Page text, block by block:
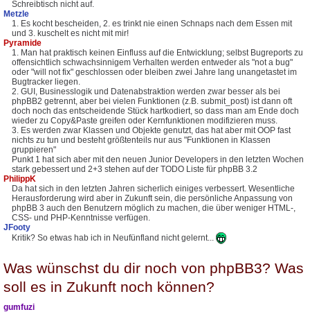
Schreibtisch nicht auf.
Metzle
1. Es kocht bescheiden, 2. es trinkt nie einen Schnaps nach dem Essen mit
und 3. kuschelt es nicht mit mir!
Pyramide
1. Man hat praktisch keinen Einfluss auf die Entwicklung; selbst Bugreports zu
offensichtlich schwachsinnigem Verhalten werden entweder als "not a bug"
oder "will not fix" geschlossen oder bleiben zwei Jahre lang unangetastet im
Bugtracker liegen.
2. GUI, Businesslogik und Datenabstraktion werden zwar besser als bei
phpBB2 getrennt, aber bei vielen Funktionen (z.B. submit_post) ist dann oft
doch noch das entscheidende Stück hartkodiert, so dass man am Ende doch
wieder zu Copy&Paste greifen oder Kernfunktionen modifizieren muss.
3. Es werden zwar Klassen und Objekte genutzt, das hat aber mit OOP fast
nichts zu tun und besteht größtenteils nur aus "Funktionen in Klassen
gruppieren"
Punkt 1 hat sich aber mit den neuen Junior Developers in den letzten Wochen
stark gebessert und 2+3 stehen auf der TODO Liste für phpBB 3.2
PhilippK
Da hat sich in den letzten Jahren sicherlich einiges verbessert. Wesentliche
Herausforderung wird aber in Zukunft sein, die persönliche Anpassung von
phpBB 3 auch den Benutzern möglich zu machen, die über weniger HTML-,
CSS- und PHP-Kenntnisse verfügen.
JFooty
Kritik? So etwas hab ich in Neufünfland nicht gelernt...
Was wünschst du dir noch von phpBB3? Was
soll es in Zukunft noch können?
gumfuzi